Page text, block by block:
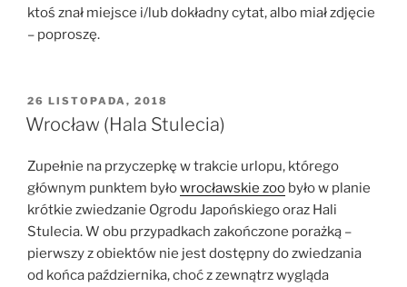
ktoś znał miejsce i/lub dokładny cytat, albo miał zdjęcie
– poproszę.
OPUBLIKOWANE
W
26 LISTOPADA, 2018
Wrocław (Hala Stulecia)
Zupełnie na przyczepkę w trakcie urlopu, którego
głównym punktem byłowrocławskie zoo było w planie
krótkie zwiedzanie Ogrodu Japońskiego oraz Hali
Stulecia. W obu przypadkach zakończone porażką –
pierwszy z obiektów nie jest dostępny do zwiedzania
od końca października, choć z zewnątrz wygląda